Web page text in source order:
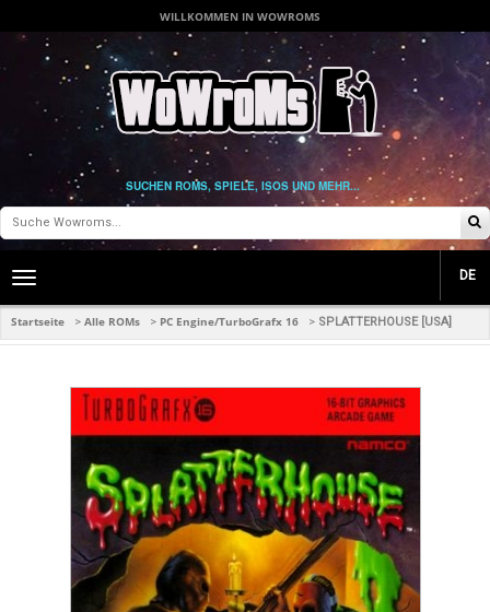
WILLKOMMEN IN WOWROMS
SUCHEN ROMS, SPIELE, ISOS UND MEHR...
Toggle
navigation
DE
Startseite > Alle ROMs > PC Engine/TurboGrafx 16 > SPLATTERHOUSE [USA]